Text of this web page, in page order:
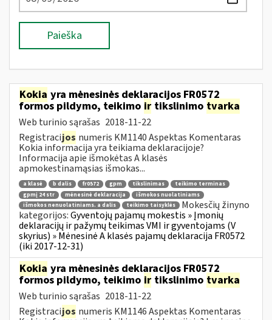
Paieška
Kokia yra mėnesinės deklaracijos FR0572
formos pildymo, teikimo ir tikslinimo tvarka
Web turinio sąrašas 2018-11-22
Registracijos numeris KM1140 Aspektas Komentaras
Kokia informacija yra teikiama deklaracijoje?
Informacija apie išmokėtas A klasės
apmokestinamąsias išmokas...
a klasė b dalis fr0572 gpm tikslinimas
teikimo terminas
gpmį 24 str
mėnesinė deklaracija
išmokos nuolatiniams
išmokos nenuolatiniams. a dalis
teikimo taisyklės
Mokesčių žinyno
kategorijos:Gyventojų pajamų mokestis » Įmonių
deklaracijų ir pažymų teikimas VMI ir gyventojams (V
skyrius) » Mėnesinė A klasės pajamų deklaracija FR0572
(iki 2017-12-31)
Kokia yra mėnesinės deklaracijos FR0572
formos pildymo, teikimo ir tikslinimo tvarka
Web turinio sąrašas 2018-11-22
Registracijos numeris KM1146 Aspektas Komentaras